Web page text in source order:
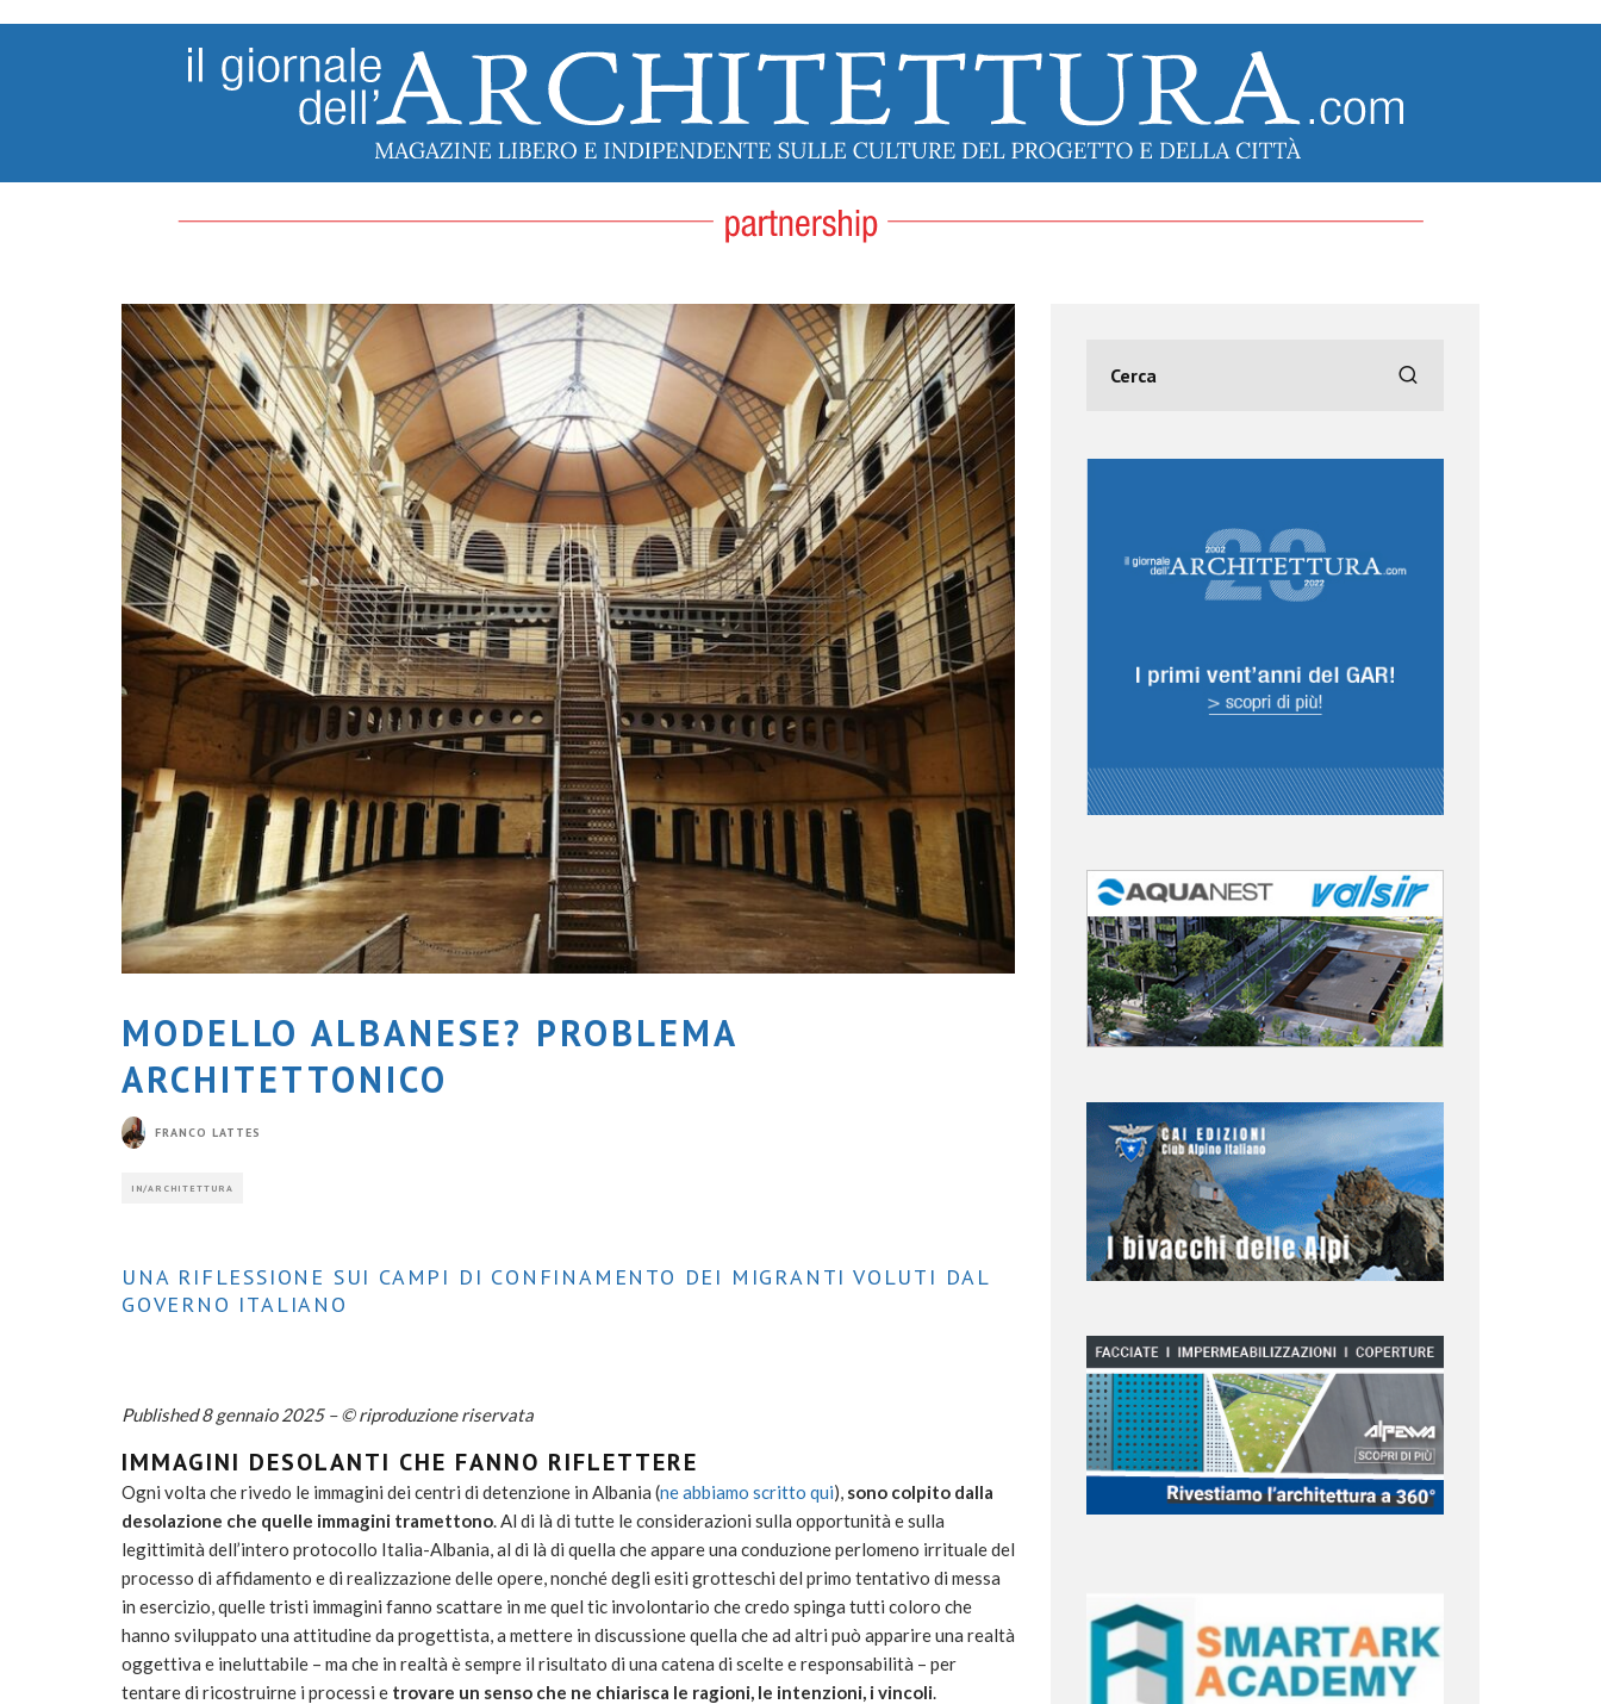
MODELLO ALBANESE? PROBLEMA
ARCHITETTONICO
FRANCO LATTES
IN/ARCHITETTURA
UNA RIFLESSIONE SUI CAMPI DI CONFINAMENTO DEI MIGRANTI VOLUTI DAL
GOVERNO ITALIANO
Published 8 gennaio 2025 –© riproduzione riservata
IMMAGINI DESOLANTI CHE FANNO RIFLETTERE
Ogni volta che rivedo le immagini dei centri di detenzione in Albania (ne abbiamo scritto qui), sono colpito dalla
desolazione che quelle immagini tramettono. Al di là di tutte le considerazioni sulla opportunità e sulla
legittimità dell’intero protocollo Italia-Albania, al di là di quella che appare una conduzione perlomeno irrituale del
processo di affidamento e di realizzazione delle opere, nonché degli esiti grotteschi del primo tentativo di messa
in esercizio, quelle tristi immagini fanno scattare in me quel tic involontario che credo spinga tutti coloro che
hanno sviluppato una attitudine da progettista, a mettere in discussione quella che ad altri può apparire una realtà
oggettiva e ineluttabile – ma che in realtà è sempre il risultato di una catena di scelte e responsabilità – per
tentare di ricostruirne i processi e trovare un senso che ne chiarisca le ragioni, le intenzioni, i vincoli.